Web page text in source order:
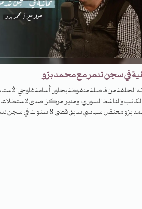
في سجن تدمر مع محمد برّو
الحلقة من فاصلة منقوطة يحاور أسامة غاوجي
الكاتب والناشط السوري، ومدير مركز صدى